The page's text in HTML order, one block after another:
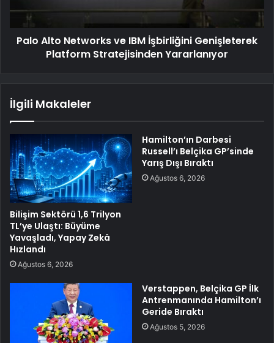
Palo Alto Networks ve IBM İşbirliğini Genişleterek
Platform Stratejisinden Yararlanıyor
İlgili Makaleler
Bilişim Sektörü 1,6 Trilyon
TL’ye Ulaştı: Büyüme
Yavaşladı, Yapay Zekâ
Hızlandı
Ağustos 6, 2026
Hamilton’ın Darbesi
Russell’ı Belçika GP’sinde
Yarış Dışı Bıraktı
Ağustos 6, 2026
Verstappen, Belçika GP İlk
Antrenmanında Hamilton’ı
Geride Bıraktı
Ağustos 5, 2026